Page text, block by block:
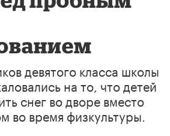
девятого класса школы
на то, что детей
снег во дворе вместо
во время физкультуры.